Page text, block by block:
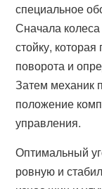
специальное
Сначала
стойку,
поворота и
Затем механик
положение
управления.
Оптимальный
ровную и